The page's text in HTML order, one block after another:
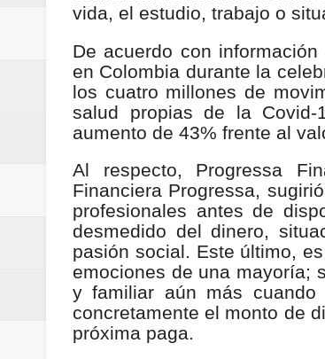
Regionetnoticias /
Regionetnoticias /
calle San Juan de
Regionetnoticias /
Regionetnoticias /
Regionetnoticias /
ecoeficientes en
Regionetnoticias /
vida, el estudio, trabajo o
De acuerdo con
en Colombia durante la
los cuatro millones de
salud propias de la
aumento de 43% frente al
Al respecto, Progressa
Financiera Progressa,
profesionales antes de
desmedido del dinero,
pasión social. Este último,
emociones de una mayoría;
y familiar aún más
concretamente el monto de
próxima paga.